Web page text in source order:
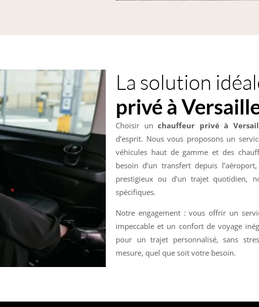
La solution
privé à
Choisir unchauffeur privé à
d’esprit. Nous vous proposons un
véhicules haut de gamme et des
besoin d’un transfert depuis
prestigieux ou d’un trajet quotidien,
spécifiques.
Notre engagement : vous offrir un
impeccable et un confort de voyage
pour un trajet personnalisé, sans
mesure, quel que soit votre besoin.